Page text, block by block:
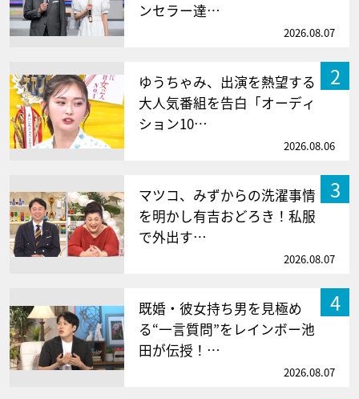
ンセラー達…
2026.08.07
2
ゆうちゃみ、出演を熱望する
大人気番組を告白「オーディ
ション10…
2026.08.06
3
マツコ、みずからの洗濯事情
を明かし有吉おどろき！私服
で外出す…
2026.08.07
4
既婚・彼女持ち男を見極め
る“一言質問”をレインボー池
田が伝授！…
2026.08.07